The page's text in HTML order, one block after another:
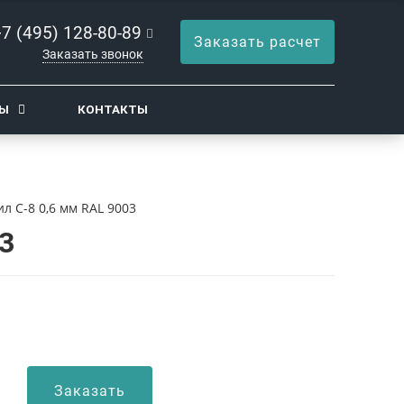
(495) 128-80-89
Заказать звонок
Заказать расчет
КОНТАКТЫ
С-8 0,6 мм RAL 9003
Заказать